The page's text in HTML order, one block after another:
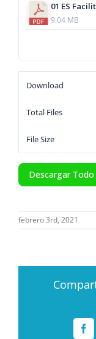
01 ES
9.04 MB
Download
Total Files
File Size
Descargar Todo
febrero 3rd, 2021